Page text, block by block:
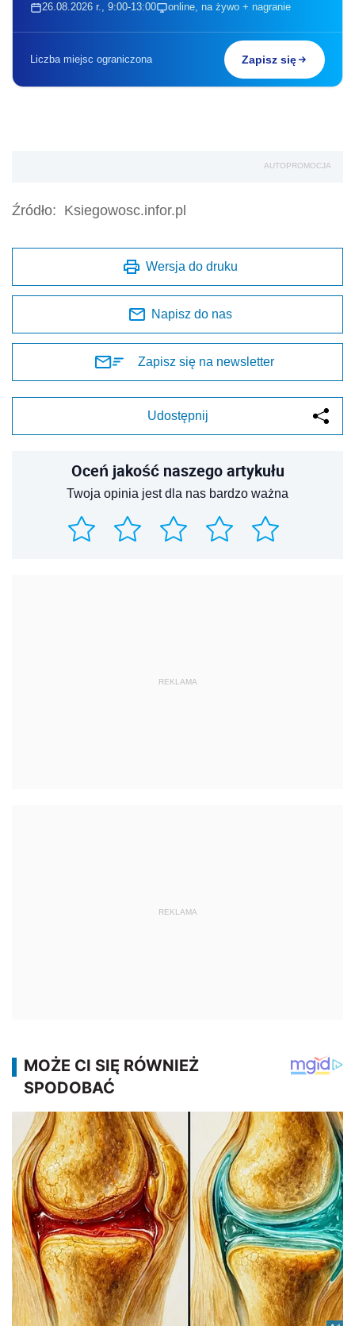
26.08.2026 r., 9:00-13:00 online, na żywo + nagranie
Liczba miejsc ograniczona Zapisz się
AUTOPROMOCJA
Źródło: Ksiegowosc.infor.pl
Wersja do druku
Napisz do nas
Zapisz się na newsletter
Udostępnij
Oceń jakość naszego artykułu
Twoja opinia jest dla nas bardzo ważna
REKLAMA
REKLAMA